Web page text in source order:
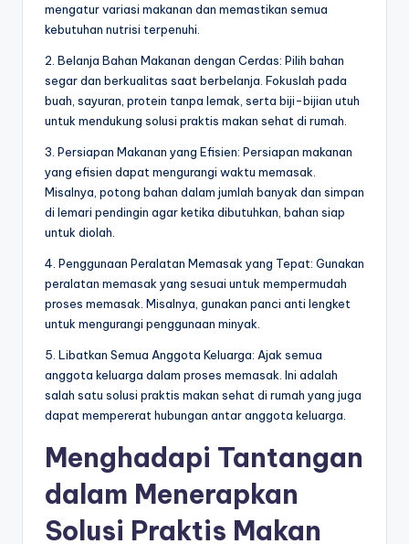
mengatur variasi makanan dan memastikan semua
kebutuhan nutrisi terpenuhi.
2. Belanja Bahan Makanan dengan Cerdas: Pilih bahan
segar dan berkualitas saat berbelanja. Fokuslah pada
buah, sayuran, protein tanpa lemak, serta biji-bijian utuh
untuk mendukung solusi praktis makan sehat di rumah.
3. Persiapan Makanan yang Efisien: Persiapan makanan
yang efisien dapat mengurangi waktu memasak.
Misalnya, potong bahan dalam jumlah banyak dan simpan
di lemari pendingin agar ketika dibutuhkan, bahan siap
untuk diolah.
4. Penggunaan Peralatan Memasak yang Tepat: Gunakan
peralatan memasak yang sesuai untuk mempermudah
proses memasak. Misalnya, gunakan panci anti lengket
untuk mengurangi penggunaan minyak.
5. Libatkan Semua Anggota Keluarga: Ajak semua
anggota keluarga dalam proses memasak. Ini adalah
salah satu solusi praktis makan sehat di rumah yang juga
dapat mempererat hubungan antar anggota keluarga.
Menghadapi Tantangan
dalam Menerapkan
Solusi Praktis Makan